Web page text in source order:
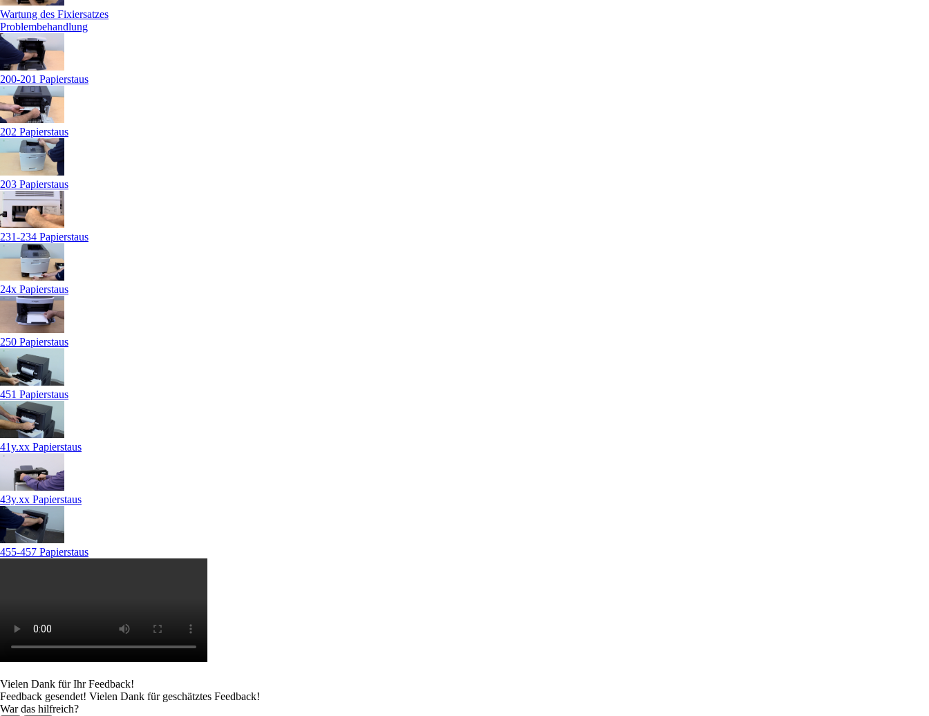
Wartung des Fixiersatzes
Problembehandlung
200-201 Papierstaus
202 Papierstaus
203 Papierstaus
231-234 Papierstaus
24x Papierstaus
250 Papierstaus
451 Papierstaus
41y.xx Papierstaus
43y.xx Papierstaus
455-457 Papierstaus
Vielen Dank für Ihr Feedback!
Feedback gesendet! Vielen Dank für geschätztes Feedback!
War das hilfreich?